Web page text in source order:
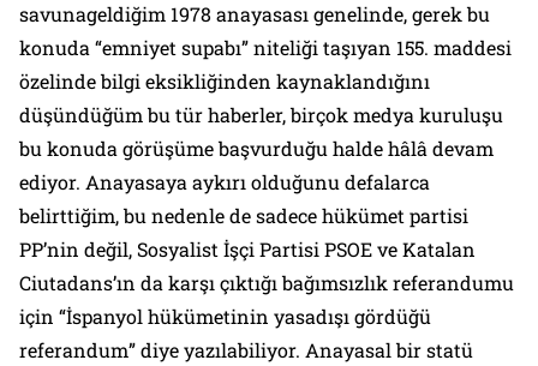
savunageldiğim 1978 anayasası genelinde, gerek bu
konuda “emniyet supabı” niteliği taşıyan 155. maddesi
özelinde bilgi eksikliğinden kaynaklandığını
düşündüğüm bu tür haberler, birçok medya kuruluşu
bu konuda görüşüme başvurduğu halde hâlâ devam
ediyor. Anayasaya aykırı olduğunu defalarca
belirttiğim, bu nedenle de sadece hükümet partisi
PP’nin değil, Sosyalist İşçi Partisi PSOE ve Katalan
Ciutadans’ın da karşı çıktığı bağımsızlık referandumu
için “İspanyol hükümetinin yasadışı gördüğü
referandum” diye yazılabiliyor. Anayasal bir statü